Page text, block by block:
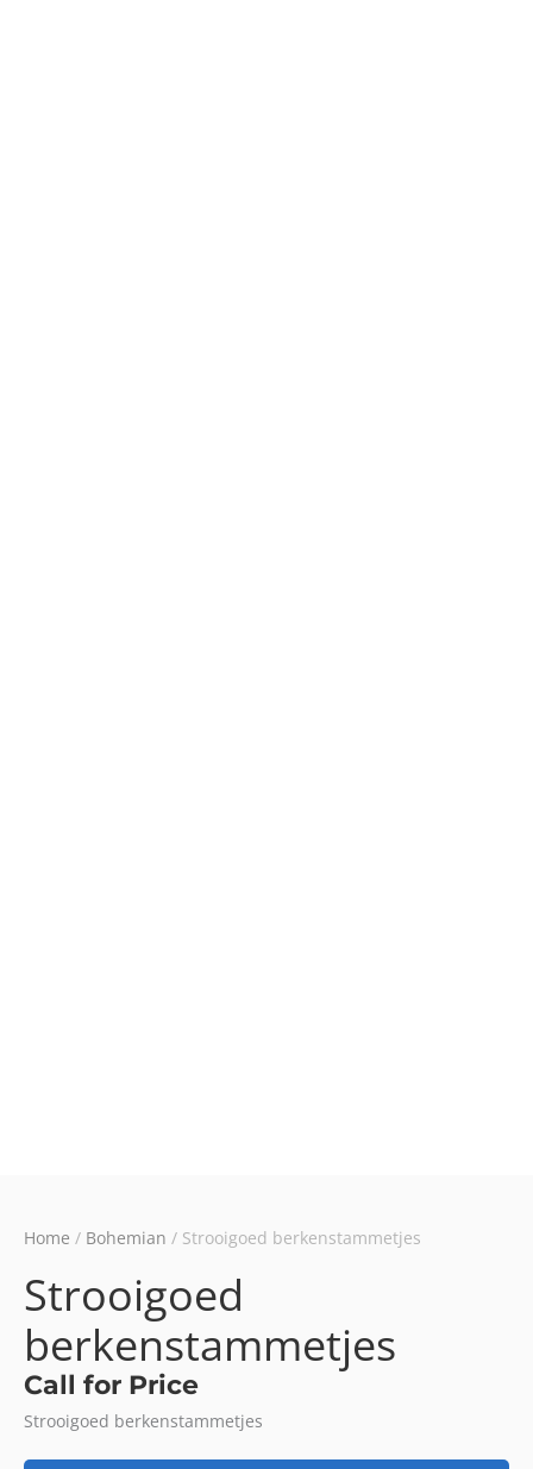
Home / Bohemian / Strooigoed berkenstammetjes
Strooigoed
berkenstammetjes
Call for Price
Strooigoed berkenstammetjes